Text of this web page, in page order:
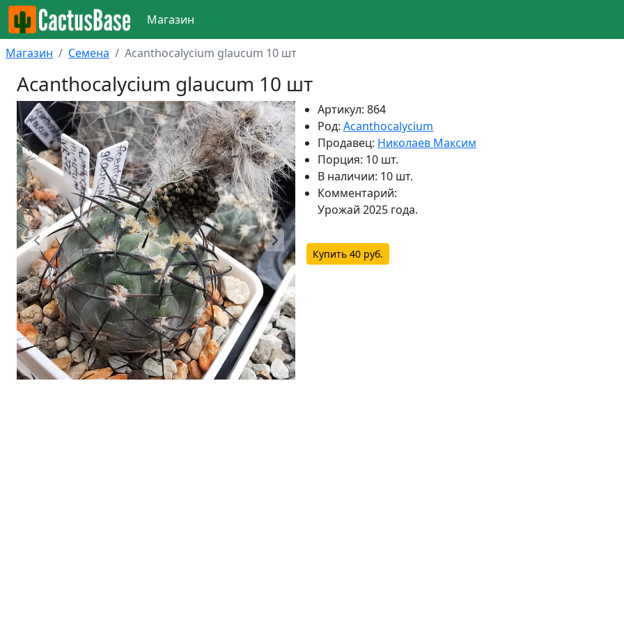
Магазин
Магазин Семена Acanthocalycium glaucum 10 шт
Acanthocalycium glaucum 10 шт
Предыдущий Следующий
Артикул: 864
Род: Acanthocalycium
Продавец: Николаев Максим
Порция: 10 шт.
В наличии: 10 шт.
Комментарий:
Урожай 2025 года.
Купить 40 руб.